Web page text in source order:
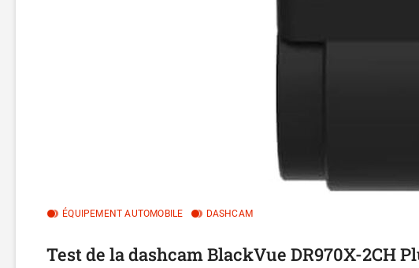
ÉQUIPEMENT AUTOMOBILE DASHCAM
Test de la dashcam BlackVue DR970X-2CH